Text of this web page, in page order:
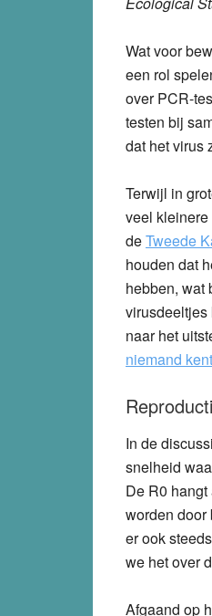
Wat voor
een rol
over PCR-
testen bij
dat het virus
Terwijl in
veel
deTweede
houden dat
hebben, wat
virusdeeltjes
naar het
niemand
In de
snelheid
De R0
worden
er ook
we het over
Afgaand op